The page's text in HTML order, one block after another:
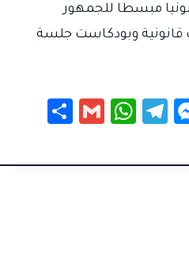
مبسطا للجمهور
قانونية وبودكاست جلسة
M
se
Te
gr
W
at
G
ail
ar